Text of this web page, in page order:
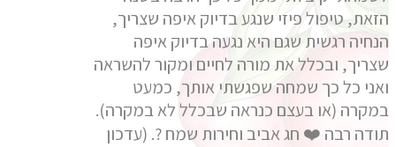
הזאת, טיפול פיזי שנגע בדיוק איפה שצריך,
הנחיה רגשית שגם היא נגעה בדיוק איפה
שצריך, ובכלל את מורה לחיים ומקור להשראה
ואני כל כך שמחה שפגשתי אותך, כמעט
במקרה (או בעצם כנראה שבכלל לא במקרה).
תודה רבה ❤️ חג אביב וחירות שמח ?. (עדכון